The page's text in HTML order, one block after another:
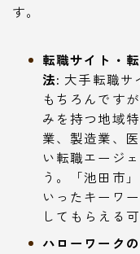
す。
転職サイト・
法: 大手転職サ
もちろんです
みを持つ地域
業、製造業、
い転職エージ
う。「池田市
いったキーワ
してもらえる
ハローワーク